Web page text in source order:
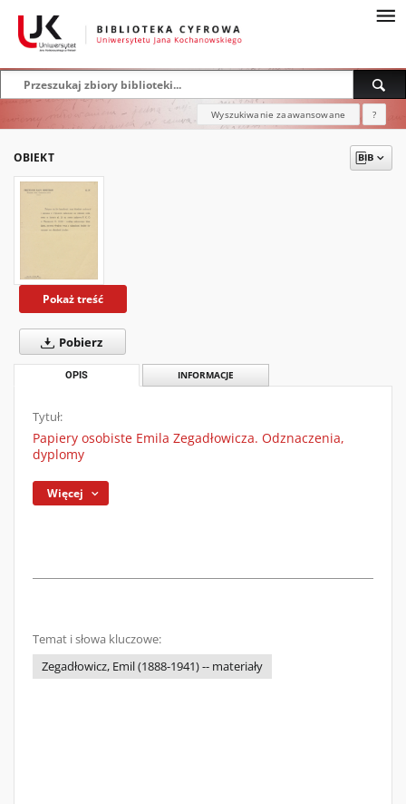
Wyszukiwanie zaawansowane ?
OBIEKT
Pokaż treść
Pobierz
OPIS INFORMACJE
Tytuł:
Papiery osobiste Emila Zegadłowicza. Odznaczenia,
dyplomy
Więcej
Temat i słowa kluczowe:
Zegadłowicz, Emil (1888-1941) -- materiały